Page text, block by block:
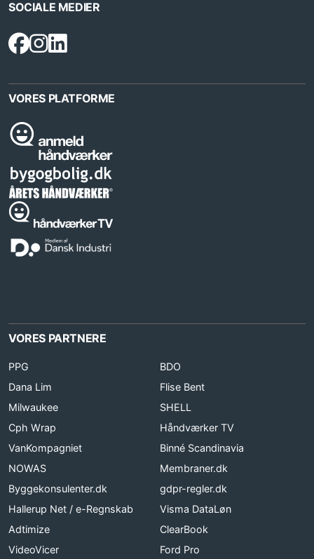
SOCIALE MEDIER
VORES PLATFORME
VORES PARTNERE
PPG
BDO
Dana Lim
Flise Bent
Milwaukee
SHELL
Cph Wrap
Håndværker TV
VanKompagniet
Binné Scandinavia
NOWAS
Membraner.dk
Byggekonsulenter.dk
gdpr-regler.dk
Hallerup Net / e-Regnskab
Visma DataLøn
Adtimize
ClearBook
VideoVicer
Ford Pro